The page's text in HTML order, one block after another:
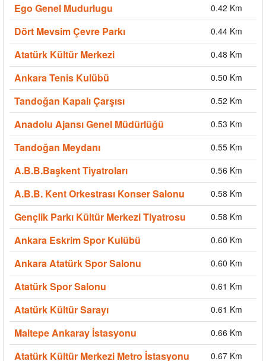
Ego Genel Mudurlugu 0.42 Km
Dört Mevsim Çevre Parkı 0.44 Km
Atatürk Kültür Merkezi 0.48 Km
Ankara Tenis Kulübü 0.50 Km
Tandoğan Kapalı Çarşısı 0.52 Km
Anadolu Ajansı Genel Müdürlüğü 0.53 Km
Tandoğan Meydanı 0.55 Km
A.B.B.Başkent Tiyatroları 0.56 Km
A.B.B. Kent Orkestrası Konser Salonu 0.58 Km
Gençlik Parkı Kültür Merkezi Tiyatrosu 0.58 Km
Ankara Eskrim Spor Kulübü 0.60 Km
Ankara Atatürk Spor Salonu 0.60 Km
Atatürk Spor Salonu 0.61 Km
Atatürk Kültür Sarayı 0.61 Km
Maltepe Ankaray İstasyonu 0.66 Km
Atatürk Kültür Merkezi Metro İstasyonu
0.67 Km